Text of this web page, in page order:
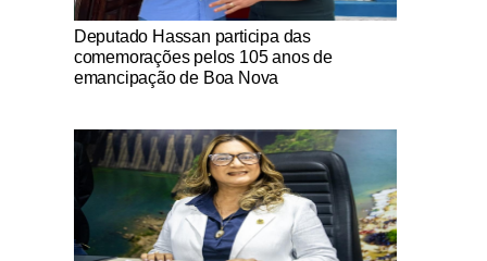
Notícias Católicas
Deputado Hassan participa das
comemorações pelos 105 anos de
emancipação de Boa Nova